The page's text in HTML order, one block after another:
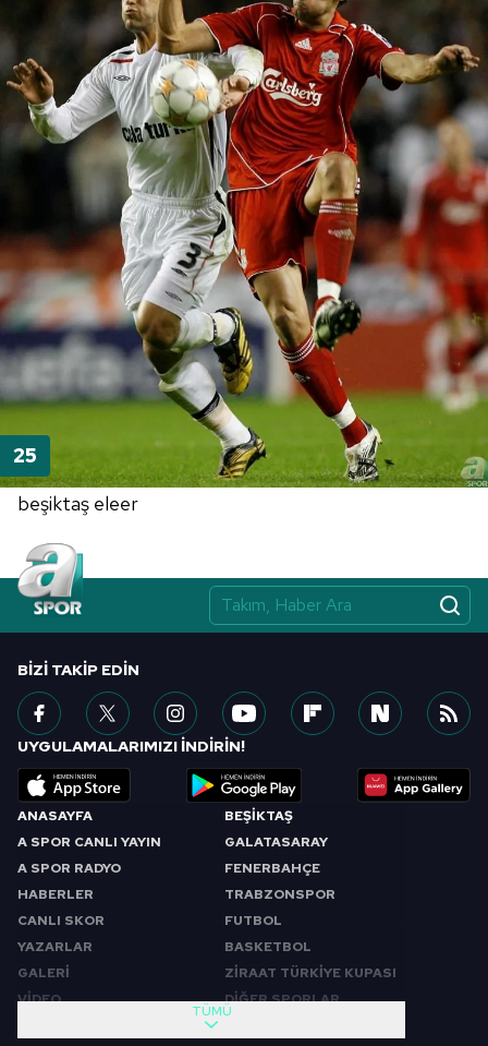
beşiktaş eleer
ANASAYFA
A SPOR CANLI YAYIN
A SPOR RADYO
HABERLER
CANLI SKOR
YAZARLAR
GALERİ
VİDEO
BEŞİKTAŞ
GALATASARAY
FENERBAHÇE
TRABZONSPOR
FUTBOL
BASKETBOL
ZİRAAT TÜRKİYE KUPASI
DİĞER SPORLAR
TÜMÜ
BIZI TAKIP EDIN
UYGULAMALARIMIZI İNDİRİN!